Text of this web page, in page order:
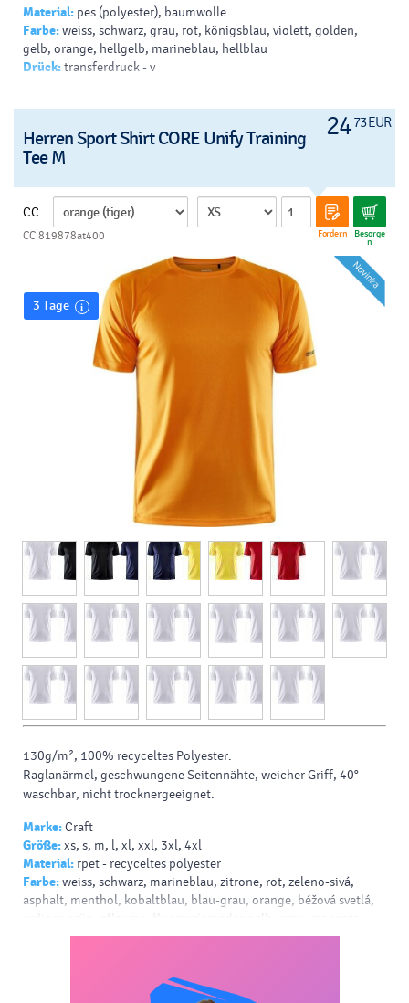
Material: pes (polyester), baumwolle
Farbe:weiss, schwarz, grau, rot, königsblau, violett, golden,
gelb, orange, hellgelb, marineblau, hellblau
Drück:transferdruck - v
2473 EUR
Herren Sport Shirt CORE Unify Training
Tee M
CC
Fordern Besorge
n
CC 819878at400
3 Tage
130g/m², 100% recyceltes Polyester.
Raglanärmel, geschwungene Seitennähte, weicher Griff, 40°
waschbar, nicht trocknergeeignet.
Marke:Craft
Größe:xs, s, m, l, xl, xxl, 3xl, 4xl
Material: rpet - recyceltes polyester
Farbe:weiss, schwarz, marineblau, zitrone, rot, zeleno-sivá,
asphalt, menthol, kobaltblau, blau-grau, orange, béžová svetlá,
erdiges grün, pflaume, fluoreszierendes gelb, grau, magenta